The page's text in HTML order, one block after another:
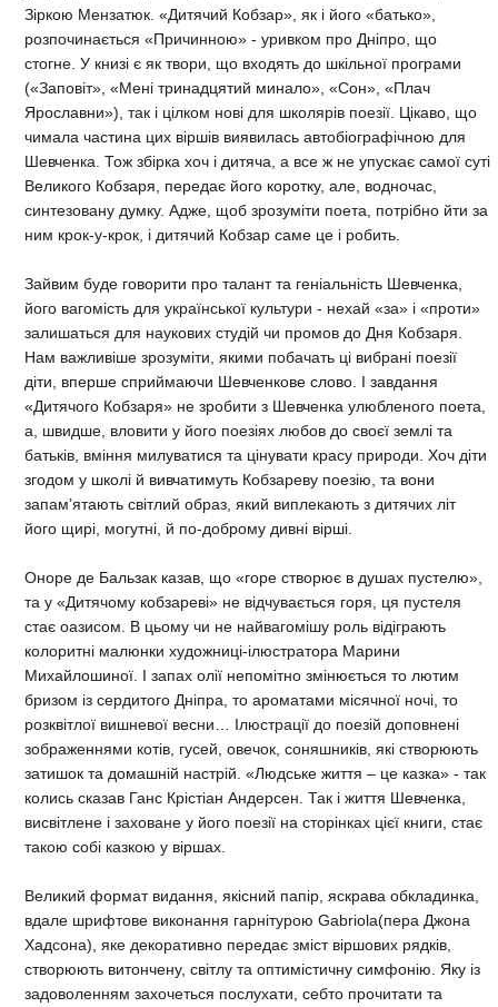
Зіркою Мензатюк. «Дитячий Кобзар», як і його «батько»,
розпочинається «Причинною» - уривком про Дніпро, що
стогне. У книзі є як твори, що входять до шкільної програми
(«Заповіт», «Мені тринадцятий минало», «Сон», «Плач
Ярославни»), так і цілком нові для школярів поезії. Цікаво, що
чимала частина цих віршів виявилась автобіографічною для
Шевченка. Тож збірка хоч і дитяча, а все ж не упускає самої суті
Великого Кобзаря, передає його коротку, але, водночас,
синтезовану думку. Адже, щоб зрозуміти поета, потрібно йти за
ним крок-у-крок, і дитячий Кобзар саме це і робить.
Зайвим буде говорити про талант та геніальність Шевченка,
його вагомість для української культури - нехай «за» і «проти»
залишаться для наукових студій чи промов до Дня Кобзаря.
Нам важливіше зрозуміти, якими побачать ці вибрані поезії
діти, вперше сприймаючи Шевченкове слово. І завдання
«Дитячого Кобзаря» не зробити з Шевченка улюбленого поета,
а, швидше, вловити у його поезіях любов до своєї землі та
батьків, вміння милуватися та цінувати красу природи. Хоч діти
згодом у школі й вивчатимуть Кобзареву поезію, та вони
запам’ятають світлий образ, який виплекають з дитячих літ
його щирі, могутні, й по-доброму дивні вірші.
Оноре де Бальзак казав, що «горе створює в душах пустелю»,
та у «Дитячому кобзареві» не відчувається горя, ця пустеля
стає оазисом. В цьому чи не найвагомішу роль відіграють
колоритні малюнки художниці-ілюстратора Марини
Михайлошиної. І запах олії непомітно змінюється то лютим
бризом із сердитого Дніпра, то ароматами місячної ночі, то
розквітлої вишневої весни… Ілюстрації до поезій доповнені
зображеннями котів, гусей, овечок, соняшників, які створюють
затишок та домашній настрій. «Людське життя – це казка» - так
колись сказав Ганс Крістіан Андерсен. Так і життя Шевченка,
висвітлене і заховане у його поезії на сторінках цієї книги, стає
такою собі казкою у віршах.
Великий формат видання, якісний папір, яскрава обкладинка,
вдале шрифтове виконання гарнітурою Gabriola(пера Джона
Хадсона), яке декоративно передає зміст віршових рядків,
створюють витончену, світлу та оптимістичну симфонію. Яку із
задоволенням захочеться послухати, себто прочитати та